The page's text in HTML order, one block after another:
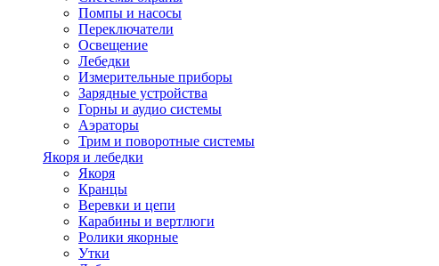
Помпы и насосы
Переключатели
Освещение
Лебедки
Измерительные приборы
Зарядные устройства
Горны и аудио системы
Аэраторы
Трим и поворотные системы
Якоря и лебедки
Якоря
Кранцы
Веревки и цепи
Карабины и вертлюги
Ролики якорные
Утки